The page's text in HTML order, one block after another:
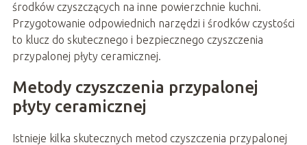
środków czyszczących na inne powierzchnie kuchni.
Przygotowanie odpowiednich narzędzi i środków czystości
to klucz do skutecznego i bezpiecznego czyszczenia
przypalonej płyty ceramicznej.
Metody czyszczenia przypalonej
płyty ceramicznej
Istnieje kilka skutecznych metod czyszczenia przypalonej